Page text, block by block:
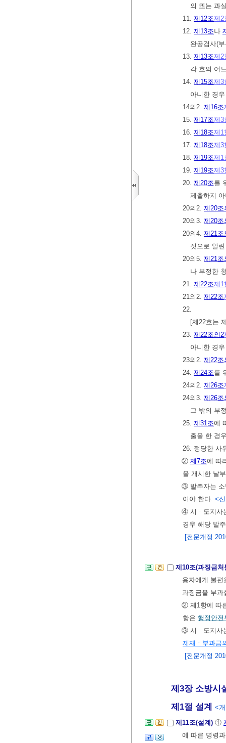
의 또는 과
11. 제12조제2
12. 제13조나
완공검사(
13. 제13조제2
각 호의 어
14. 제15조제3
아니한 경우
14의2. 제16조
15. 제17조제3
16. 제18조제1
17. 제18조제3
18. 제19조제1
19. 제19조제3
20. 제20조를
제출하지
20의2. 제20조
20의3. 제20조
20의4. 제21조
짓으로 알
20의5. 제21조
나 부정한
21. 제22조제1
21의2. 제22조
22.
[제22호는
23. 제22조의2
아니한 경우
23의2. 제22조
24. 제24조를
24의2. 제26조
24의3. 제26조
그 밖의 부
25. 제31조에
출을 한 경
26. 정당한 사
② 제7조에 따
을 개시한 날
③ 발주자는 소
여야 한다. <
④ 시ㆍ도지사
경우 해당 발
[전문개정
제10조(과징금
용자에게 불
과징금을 부
② 제1항에 따
항은 행정안전
③ 시ㆍ도지사
제재ㆍ부과금
[전문개정
제3장 소방시
제1절 설계 <
제11조(설계) ①
에 따른 명령